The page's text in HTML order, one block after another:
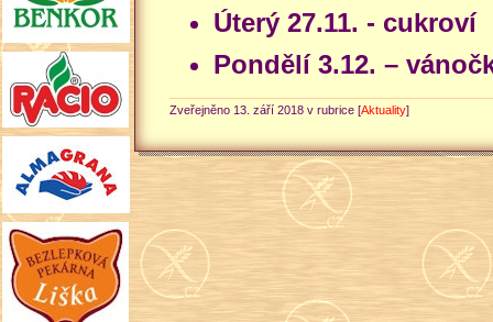
Úterý 27.11. - cukroví
Pondělí 3.12. –
Zveřejněno 13. září 2018 v rubrice [Aktuality]